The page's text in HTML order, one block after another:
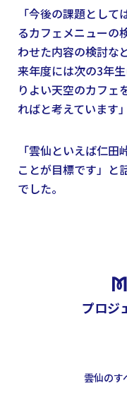
「今後の課題とし
るカフェメニューの
わせた内容の検討など
来年度には次の3年
りよい天空のカフェ
ればと考えています」
「雲仙といえば仁
ことが目標です」と
でした。
プロジ
雲仙のす